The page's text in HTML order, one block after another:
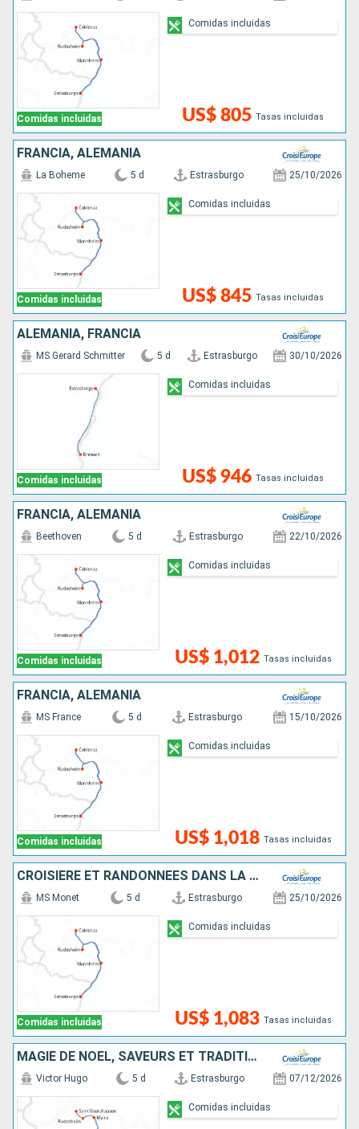
Comidas incluidas US$ 805 Tasas incluidas
Comidas incluidas
FRANCIA, ALEMANIA
Comidas incluidas
La Boheme 5 d Estrasburgo 25/10/2026
US$ 845 Tasas incluidas
Comidas incluidas
ALEMANIA, FRANCIA
Comidas incluidas
MS Gerard Schmitter 5 d Estrasburgo 30/10/2026
US$ 946 Tasas incluidas
Comidas incluidas
FRANCIA, ALEMANIA
Comidas incluidas
Beethoven 5 d Estrasburgo 22/10/2026
US$ 1,012 Tasas incluidas
Comidas incluidas
FRANCIA, ALEMANIA
Comidas incluidas
MS France 5 d Estrasburgo 15/10/2026
US$ 1,018 Tasas incluidas
Comidas incluidas
CROISIÈRE ET RANDONNÉES DANS LA VALLÉE DU RHIN - HISTOIRE, TRADITIONS ET AMBIANCE RHÉNANE
Comidas incluidas
MS Monet 5 d Estrasburgo 25/10/2026
US$ 1,083 Tasas incluidas
Comidas incluidas
MAGIE DE NOËL, SAVEURS ET TRADITIONS DE L'AVENT EN CROISIÈRE SUR LE RHIN
Victor Hugo 5 d Estrasburgo 07/12/2026
Comidas incluidas